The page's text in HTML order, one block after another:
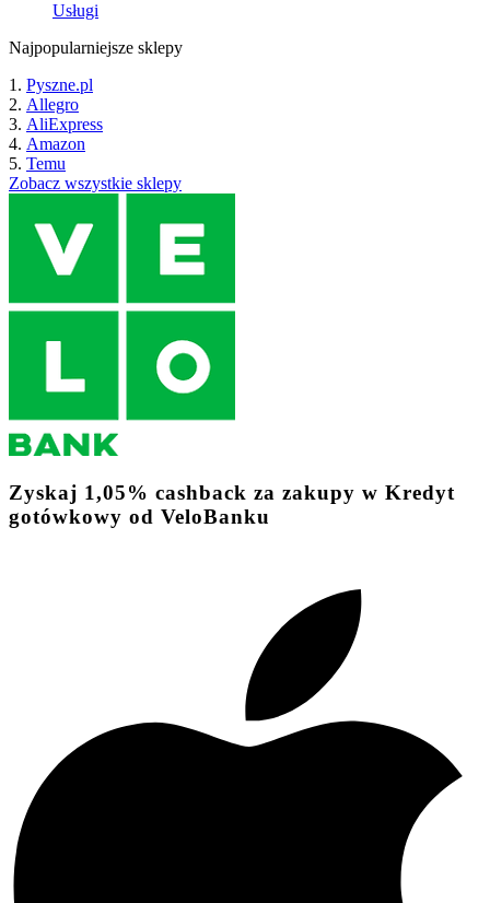
Usługi
Najpopularniejsze sklepy
Pyszne.pl
Allegro
AliExpress
Amazon
Temu
Zobacz wszystkie sklepy
Zyskaj 1,05% cashback za zakupy w Kredyt
gotówkowy od VeloBanku